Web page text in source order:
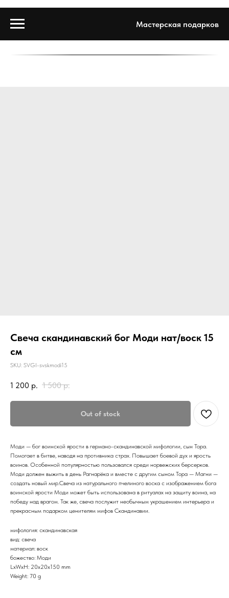
Мастерская подарков
Свеча скандинавский бог Моди нат/воск 15
см
SKU: SVGI-svskmodi15
1 200 р. 1 500 р.
Out of stock
Моди — бог воинской ярости в германо-скандинавской мифологии, сын Тора.
Помогает в битве, наводя на противника страх. Повышает боевой дух и ярость
воинов. Особенной популярностью пользовался среди норвежских берсерков.
Моди должен выжить в день Рагнарёка и вместе с другим сыном Тора — Магни —
создать новый мир.Свеча из натурального пчелиного воска с изображением бога
воинской ярости Моди может быть использована в ритуалах на защиту воина, на
победу над врагом. Так же, свеча послужит необычным украшением интерьера и
прекрасным подарком ценителям мифов Скандинавии.
мифология: скандинавская
вид: свеча
материал: воск
божество: Моди
LxWxH: 20x20x150 mm
Weight: 70 g